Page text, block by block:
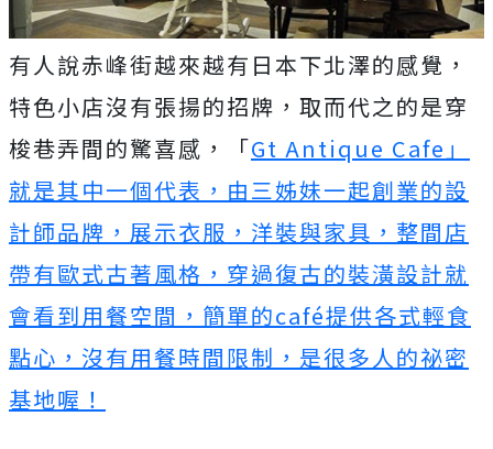
有人說赤峰街越來越有日本下北澤的感覺，
特色小店沒有張揚的招牌，取而代之的是穿
梭巷弄間的驚喜感，「Gt Antique Cafe」
就是其中一個代表，由三姊妹一起創業的設
計師品牌，展示衣服，洋裝與家具，整間店
帶有歐式古著風格，穿過復古的裝潢設計就
會看到用餐空間，簡單的café提供各式輕食
點心，沒有用餐時間限制，是很多人的祕密
基地喔！